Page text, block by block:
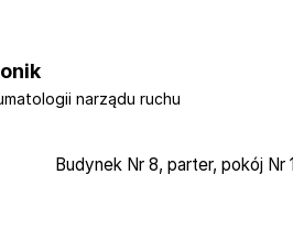
narządu ruchu
Budynek Nr 8, parter, pokój Nr